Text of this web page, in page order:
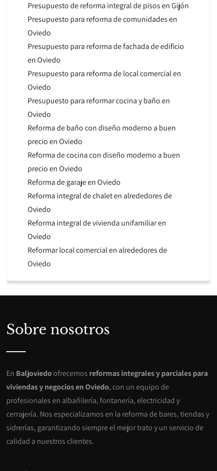
Presupuesto de reforma integral de pisos en Gijón
Presupuesto para reforma de comunidades en
Oviedo
Presupuesto para reforma de fachada de edificio
en Oviedo
Presupuesto para reforma de local comercial en
Oviedo
Presupuesto para reformar cocina y baño en
Oviedo
Reforma de baño con diseño moderno a buen
precio en Oviedo
Reforma de cocina con diseño moderno a buen
precio en Oviedo
Reforma de garaje en Oviedo
Reforma integral de chalet en alrededores de
Oviedo
Reforma integral de vivienda unifamiliar en
Oviedo
Reformar local comercial en alrededores de
Oviedo
Sobre nosotros
En Baljoviedoofrecemos reformas integrales y parciales para
viviendas y negocios en Oviedo, con un equipo de
profesionales en albañilería, fontanería, electricidad y
cerrajería. Nos especializamos en la reforma de bares, tiendas y
sidrerías, garantizando siempre el mejor trato y un servicio de
calidad a nuestros clientes.